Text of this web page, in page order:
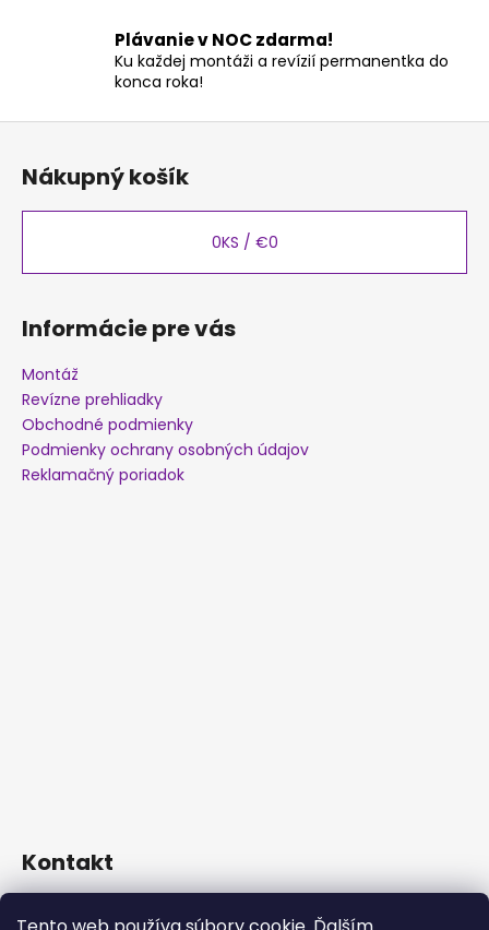
i
s
Plávanie v NOC zdarma!
Ku každej montáži a revízií permanentka do
konca roka!
Z
Nákupný košík
0KS / €0
Informácie pre vás
Montáž
Revízne prehliadky
Obchodné podmienky
Podmienky ochrany osobných údajov
Reklamačný poriadok
Kontakt